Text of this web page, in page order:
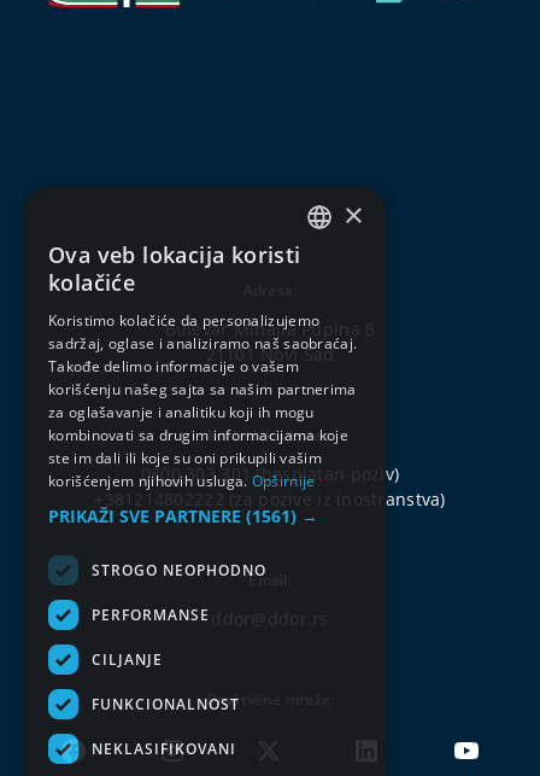
Bulevar Mihajla Pupina 8
21101 Novi Sad
Korisnički centar:
0800 303 301 (besplatan poziv)
+381214802222 (za pozive iz inostranstva)
Email:
ddor@ddor.rs
Društvene mreže:
×
Ova veb lokacija koristi
kolačiće
Koristimo kolačiće da personalizujemo
sadržaj, oglase i analiziramo naš saobraćaj.
Takođe delimo informacije o vašem
korišćenju našeg sajta sa našim partnerima
za oglašavanje i analitiku koji ih mogu
kombinovati sa drugim informacijama koje
ste im dali ili koje su oni prikupili vašim
korišćenjem njihovih usluga. Opširnije
PRIKAŽI SVE PARTNERE (1561) →
STROGO NEOPHODNO
PERFORMANSE
CILJANJE
FUNKCIONALNOST
NEKLASIFIKOVANI